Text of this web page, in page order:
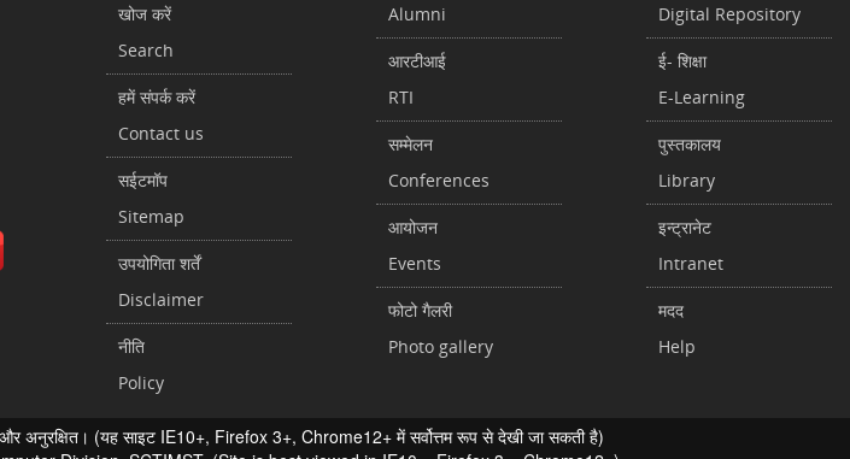
खोज करें
Search
हमें संपर्क करें
Contact us
सईटमॉप
Sitemap
उपयोगिता शर्तें
Disclaimer
नीति
Policy
Alumni
आरटीआई
RTI
सम्मेलन
Conferences
आयोजन
Events
फोटो गैलरी
Photo gallery
Digital Repository
ई- शिक्षा
E-Learning
पुस्तकालय
Library
इन्ट्रानेट
Intranet
मदद
Help
और अनुरक्षित। (यह साइट IE10+, Firefox 3+, Chrome12+ में सर्वोत्तम रूप से देखी जा सकती है)